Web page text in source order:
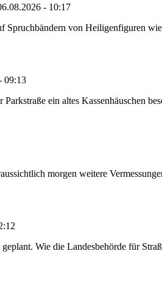
- 10:17
von Heiligenfiguren
09:13
ein altes Kassenhäuschen
morgen weitere
Wie die Landesbehörde für